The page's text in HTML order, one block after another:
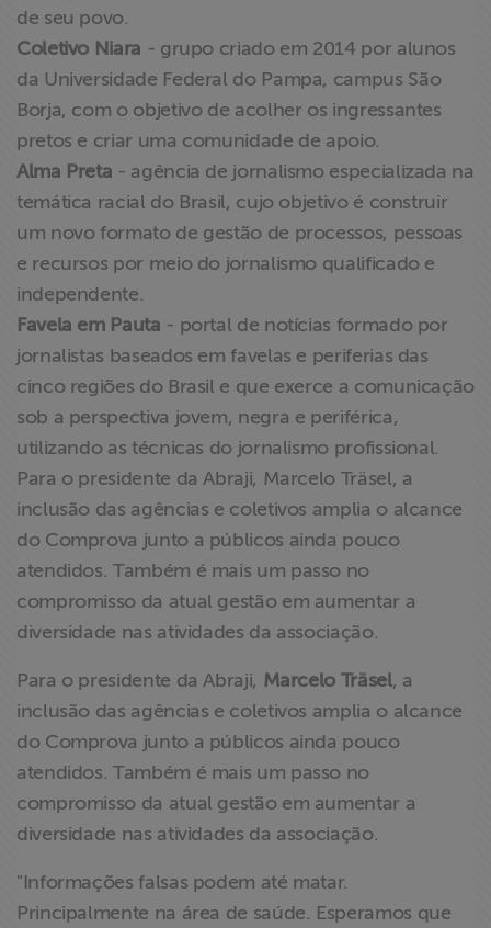
de seu povo.
Coletivo Niara - grupo criado em 2014 por alunos
da Universidade Federal do Pampa, campus São
Borja, com o objetivo de acolher os ingressantes
pretos e criar uma comunidade de apoio.
Alma Preta - agência de jornalismo especializada na
temática racial do Brasil, cujo objetivo é construir
um novo formato de gestão de processos, pessoas
e recursos por meio do jornalismo qualificado e
independente.
Favela em Pauta - portal de notícias formado por
jornalistas baseados em favelas e periferias das
cinco regiões do Brasil e que exerce a comunicação
sob a perspectiva jovem, negra e periférica,
utilizando as técnicas do jornalismo profissional.
Para o presidente da Abraji, Marcelo Träsel, a
inclusão das agências e coletivos amplia o alcance
do Comprova junto a públicos ainda pouco
atendidos. Também é mais um passo no
compromisso da atual gestão em aumentar a
diversidade nas atividades da associação.
Para o presidente da Abraji, Marcelo Träsel, a
inclusão das agências e coletivos amplia o alcance
do Comprova junto a públicos ainda pouco
atendidos. Também é mais um passo no
compromisso da atual gestão em aumentar a
diversidade nas atividades da associação.
"Informações falsas podem até matar.
Principalmente na área de saúde. Esperamos que